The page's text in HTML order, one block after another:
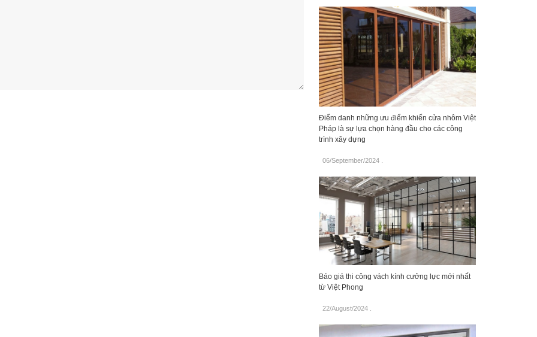
Điểm danh những ưu điểm khiến cửa nhôm Việt
Pháp là sự lựa chọn hàng đầu cho các công
trình xây dựng
06/September/2024.
Báo giá thi công vách kính cưởng lực mới nhất
từ Việt Phong
22/August/2024.